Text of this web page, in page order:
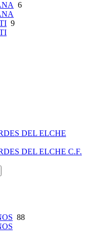
6
9
DEL ELCHE
DEL ELCHE C.F.
88